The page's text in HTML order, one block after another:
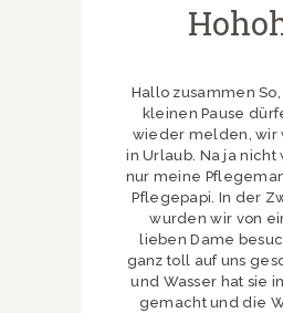
Hallo zusammen
kleinen Pause
wieder melden, wir
in Urlaub. Na ja nicht
nur meine
Pflegepapi. In der
wurden wir von
lieben Dame
ganz toll auf uns
und Wasser hat sie
gemacht und die